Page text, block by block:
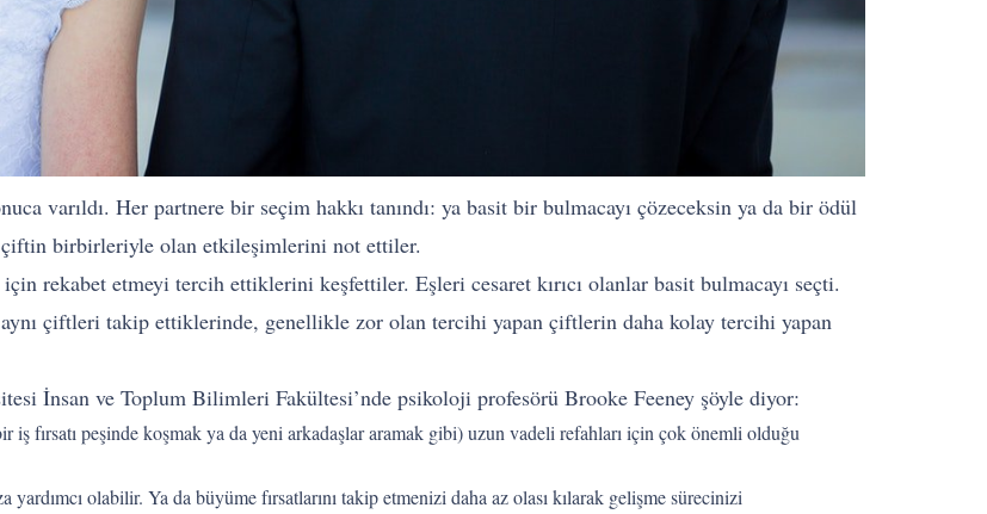
varıldı. Her partnere bir seçim hakkı tanındı: ya basit bir bulmacayı çözeceksin ya da bir ödül
çiftin birbirleriyle olan etkileşimlerini not ettiler.
rekabet etmeyi tercih ettiklerini keşfettiler. Eşleri cesaret kırıcı olanlar basit bulmacayı seçti.
aynı çiftleri takip ettiklerinde, genellikle zor olan tercihi yapan çiftlerin daha kolay tercihi yapan
İnsan ve Toplum Bilimleri Fakültesi’nde psikoloji profesörü Brooke Feeney şöyle diyor:
iş fırsatı peşinde koşmak ya da yeni arkadaşlar aramak gibi) uzun vadeli refahları için çok önemli olduğu
yardımcı olabilir. Ya da büyüme fırsatlarını takip etmenizi daha az olası kılarak gelişme sürecinizi